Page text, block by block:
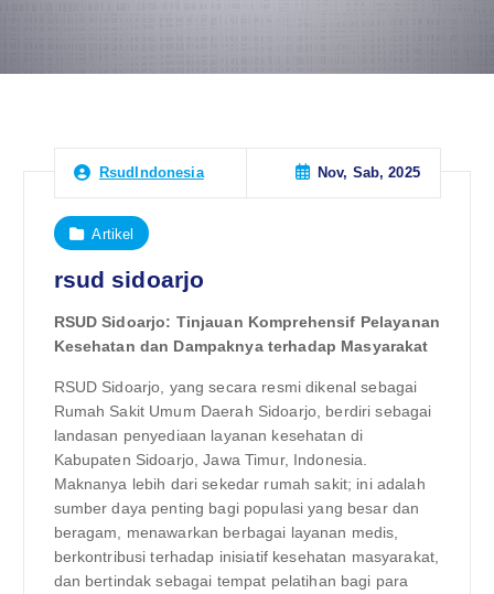
RsudIndonesia Nov, Sab, 2025
Artikel
rsud sidoarjo
RSUD Sidoarjo: Tinjauan Komprehensif Pelayanan
Kesehatan dan Dampaknya terhadap Masyarakat
RSUD Sidoarjo, yang secara resmi dikenal sebagai
Rumah Sakit Umum Daerah Sidoarjo, berdiri sebagai
landasan penyediaan layanan kesehatan di
Kabupaten Sidoarjo, Jawa Timur, Indonesia.
Maknanya lebih dari sekedar rumah sakit; ini adalah
sumber daya penting bagi populasi yang besar dan
beragam, menawarkan berbagai layanan medis,
berkontribusi terhadap inisiatif kesehatan masyarakat,
dan bertindak sebagai tempat pelatihan bagi para